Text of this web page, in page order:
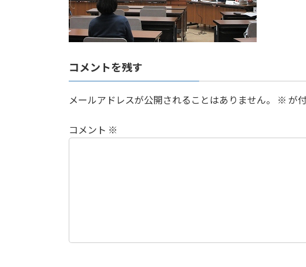
コメントを残す
メールアドレスが公開されることはありません。 ※ が
コメント ※